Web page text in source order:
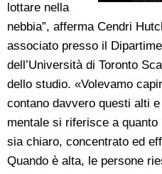
lottare nella
nebbia”, afferma Cendri
associato presso il
dell’Università di Toronto
dello studio. «Volevamo
contano davvero questi alti
mentale si riferisce a
sia chiaro, concentrato ed
Quando è alta, le persone